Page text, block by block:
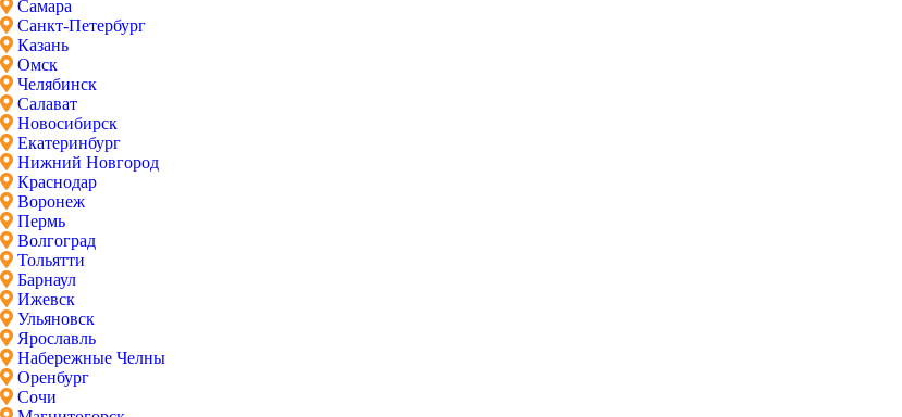
Самара
Санкт-Петербург
Казань
Омск
Челябинск
Салават
Новосибирск
Екатеринбург
Нижний Новгород
Краснодар
Воронеж
Пермь
Волгоград
Тольятти
Барнаул
Ижевск
Ульяновск
Ярославль
Набережные Челны
Оренбург
Сочи